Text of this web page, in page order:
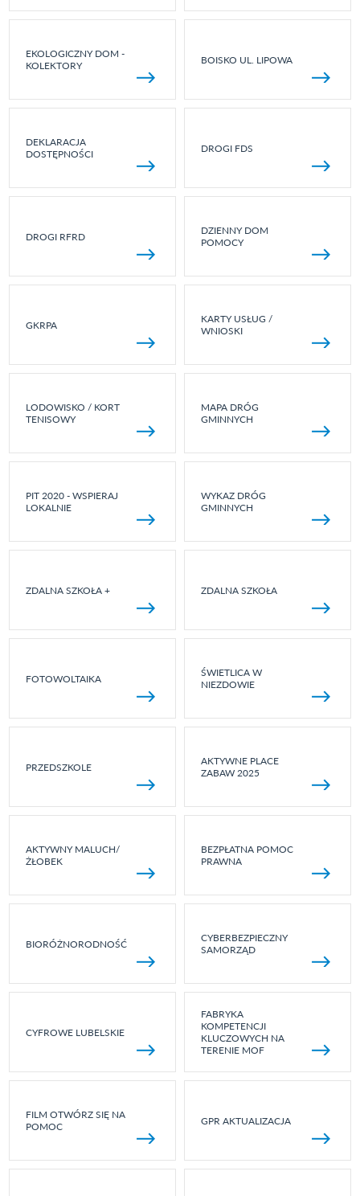
EKOLOGICZNY DOM -
KOLEKTORY
BOISKO UL. LIPOWA
DEKLARACJA
DOSTĘPNOŚCI
DROGI FDS
DROGI RFRD
DZIENNY DOM
POMOCY
GKRPA
KARTY USŁUG /
WNIOSKI
LODOWISKO / KORT
TENISOWY
MAPA DRÓG
GMINNYCH
PIT 2020 - WSPIERAJ
LOKALNIE
WYKAZ DRÓG
GMINNYCH
ZDALNA SZKOŁA + ZDALNA SZKOŁA
FOTOWOLTAIKA
ŚWIETLICA W
NIEZDOWIE
PRZEDSZKOLE
AKTYWNE PLACE
ZABAW 2025
AKTYWNY MALUCH/
ŻŁOBEK
BEZPŁATNA POMOC
PRAWNA
BIORÓŻNORODNOŚĆ
CYBERBEZPIECZNY
SAMORZĄD
CYFROWE LUBELSKIE
FABRYKA
KOMPETENCJI
KLUCZOWYCH NA
TERENIE MOF
FILM OTWÓRZ SIĘ NA
POMOC
GPR AKTUALIZACJA